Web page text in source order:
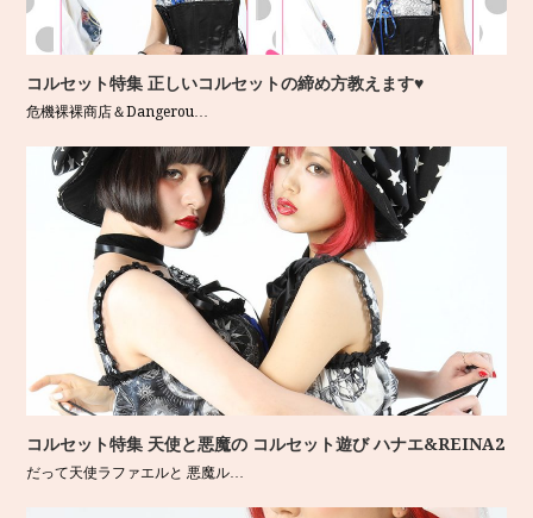
コルセット特集 正しいコルセットの締め方教えます♥
危機裸裸商店＆Dangerou…
コルセット特集 天使と悪魔の コルセット遊び ハナエ&REINA2
だって天使ラファエルと 悪魔ル…